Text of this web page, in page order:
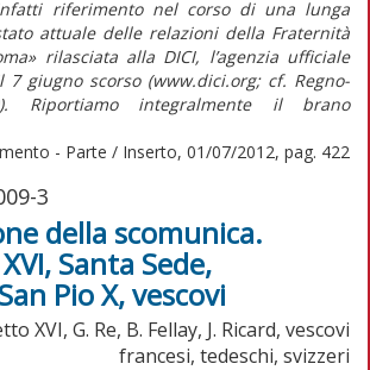
riferimento nel corso di una lunga
attuale delle relazioni della Fraternità
rilasciata alla DICI, l’agenzia ufficiale
giugno scorso (www.dici.org; cf. Regno-
Riportiamo integralmente il brano
- Parte / Inserto, 01/07/2012, pag. 422
3
della scomunica.
Santa Sede,
Pio X, vescovi
XVI, G. Re, B. Fellay, J. Ricard, vescovi
francesi, tedeschi, svizzeri